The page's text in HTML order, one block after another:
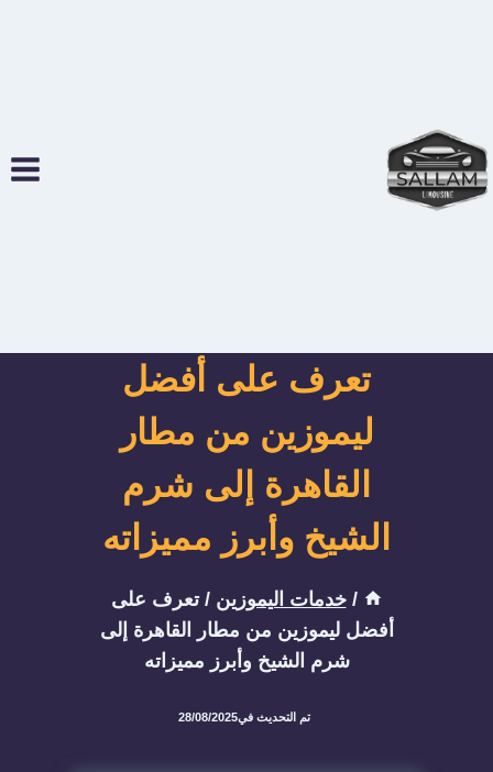
تعرف على أفضل
ليموزين من مطار
القاهرة إلى شرم
الشيخ وأبرز مميزاته
/ خدمات اليموزين / تعرف على
أفضل ليموزين من مطار القاهرة إلى
شرم الشيخ وأبرز مميزاته
تم التحديث في28/08/2025